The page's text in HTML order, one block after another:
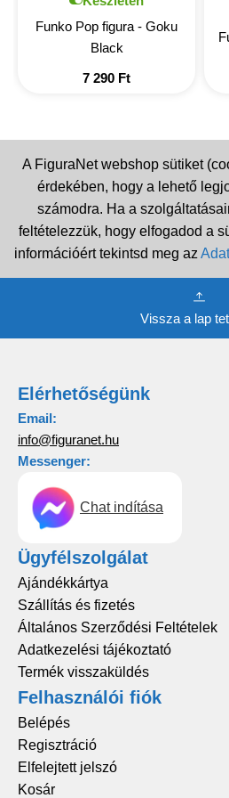
Funko Pop figura - Goku
Black
7 290 Ft
A FiguraNet webshop sütiket
érdekében, hogy a lehető
számodra. Ha a
feltételezzük, hogy elfogadod a
információért tekintsd meg az
Vissza a lap
Elérhetőségünk
Email:
info@figuranet.hu
Messenger:
Chat indítása
Ügyfélszolgálat
Ajándékkártya
Szállítás és fizetés
Általános Szerződési Feltételek
Adatkezelési tájékoztató
Termék visszaküldés
Felhasználói fiók
Belépés
Regisztráció
Elfelejtett jelszó
Kosár